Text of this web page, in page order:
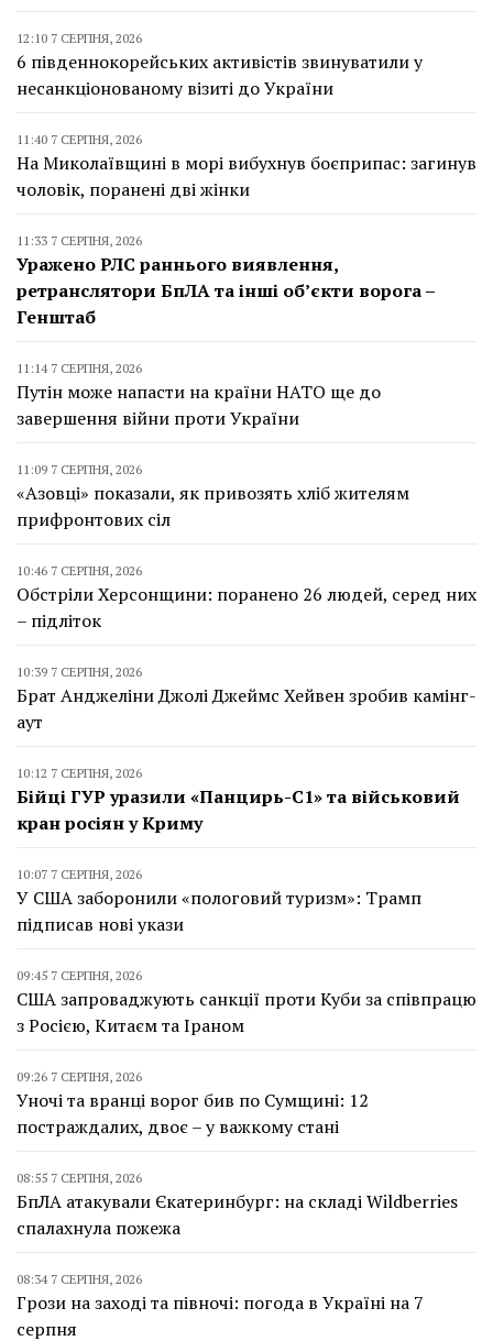
12:10 7 СЕРПНЯ, 2026
6 південнокорейських активістів звинуватили у
несанкціонованому візиті до України
11:40 7 СЕРПНЯ, 2026
На Миколаївщині в морі вибухнув боєприпас: загинув
чоловік, поранені дві жінки
11:33 7 СЕРПНЯ, 2026
Уражено РЛС раннього виявлення,
ретранслятори БпЛА та інші об’єкти ворога –
Генштаб
11:14 7 СЕРПНЯ, 2026
Путін може напасти на країни НАТО ще до
завершення війни проти України
11:09 7 СЕРПНЯ, 2026
«Азовці» показали, як привозять хліб жителям
прифронтових сіл
10:46 7 СЕРПНЯ, 2026
Обстріли Херсонщини: поранено 26 людей, серед них
– підліток
10:39 7 СЕРПНЯ, 2026
Брат Анджеліни Джолі Джеймс Хейвен зробив камінг-
аут
10:12 7 СЕРПНЯ, 2026
Бійці ГУР уразили «Панцирь-С1» та військовий
кран росіян у Криму
10:07 7 СЕРПНЯ, 2026
У США заборонили «пологовий туризм»: Трамп
підписав нові укази
09:45 7 СЕРПНЯ, 2026
США запроваджують санкції проти Куби за співпрацю
з Росією, Китаєм та Іраном
09:26 7 СЕРПНЯ, 2026
Уночі та вранці ворог бив по Сумщині: 12
постраждалих, двоє – у важкому стані
08:55 7 СЕРПНЯ, 2026
БпЛА атакували Єкатеринбург: на складі Wildberries
спалахнула пожежа
08:34 7 СЕРПНЯ, 2026
Грози на заході та півночі: погода в Україні на 7
серпня